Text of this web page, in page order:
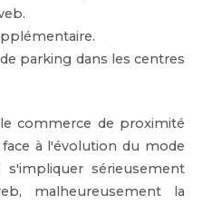
parking dans les centres
commerce de proximité
face à l'évolution du mode
sérieusement
malheureusement la